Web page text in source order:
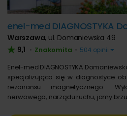
enel-med DIAGNOSTYKA
Warszawa, ul. Domaniewska 49
9,1 • Znakomita • 504 opinii
Enel-med DIAGNOSTYKA
specjalizująca się w diagnostyce
rezonansu magnetycznego.
nerwowego, narządu ruchu, jamy